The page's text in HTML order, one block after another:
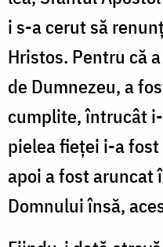
i s-a cerut să
Hristos. Pentru că
de Dumnezeu, a
cumplite, întrucât
pielea fieței i-a
apoi a fost aruncat
Domnului însă,